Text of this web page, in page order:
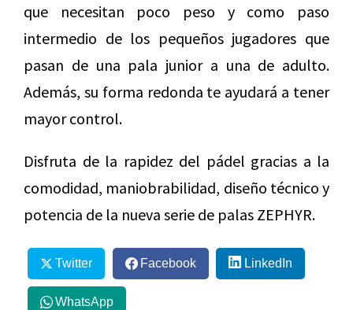
que necesitan poco peso y como paso
intermedio de los pequeños jugadores que
pasan de una pala junior a una de adulto.
Además, su forma redonda te ayudará a tener
mayor control.
Disfruta de la rapidez del pádel gracias a la
comodidad, maniobrabilidad, diseño técnico y
potencia de la nueva serie de palas ZEPHYR.
Twitter Facebook LinkedIn
WhatsApp